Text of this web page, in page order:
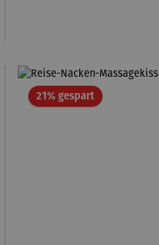
21% gespartRabatt